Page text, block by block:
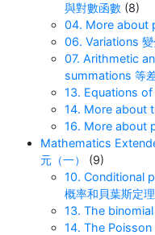
與對數函數 (8)
04. More about
06. Variations 變
07. Arithmetic
summations 等
13. Equations of
14. More about
16. More about
Mathematics
元（一）
(9)
10. Conditional
概率和貝葉斯定理
13. The
14. The